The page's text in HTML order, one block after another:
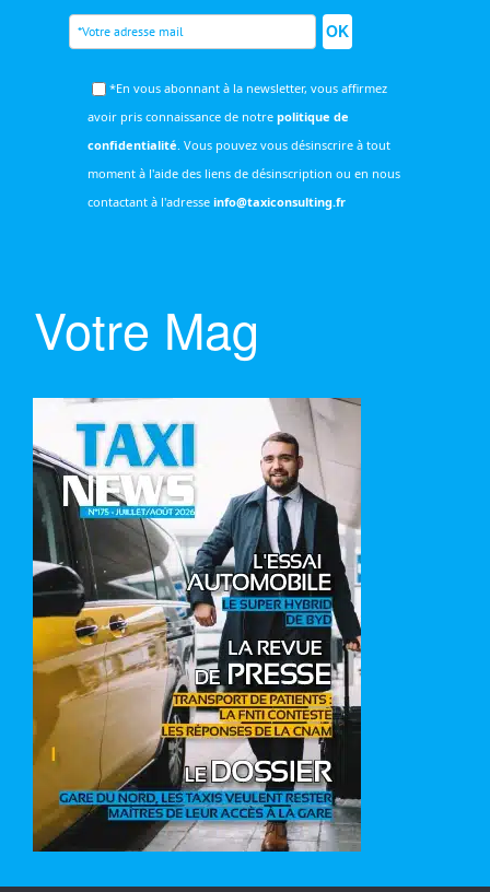
OK
*En vous abonnant à la newsletter, vous affirmez
avoir pris connaissance de notre politique de
confidentialité . Vous pouvez vous désinscrire à tout
moment à l'aide des liens de désinscription ou en nous
contactant à l'adresse info@taxiconsulting.fr
Votre Mag